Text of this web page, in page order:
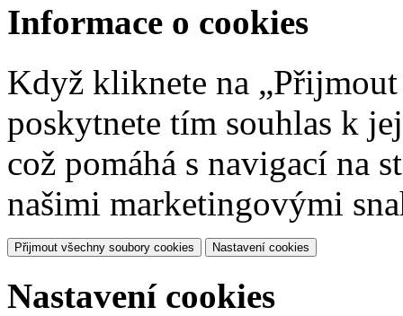
Informace o cookies
Když kliknete na
poskytnete tím souhlas k
což pomáhá s navigací na
našimi marketingovými
Přijmout všechny soubory cookies Nastavení cookies
Nastavení cookies